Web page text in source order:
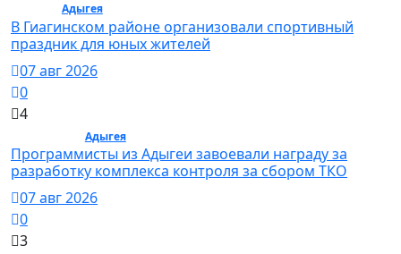
Адыгея/ Спорт
В Гиагинском районе организовали спортивный
праздник для юных жителей
07 авг 2026
0
4
Адыгея/ Общество
Программисты из Адыгеи завоевали награду за
разработку комплекса контроля за сбором ТКО
07 авг 2026
0
3